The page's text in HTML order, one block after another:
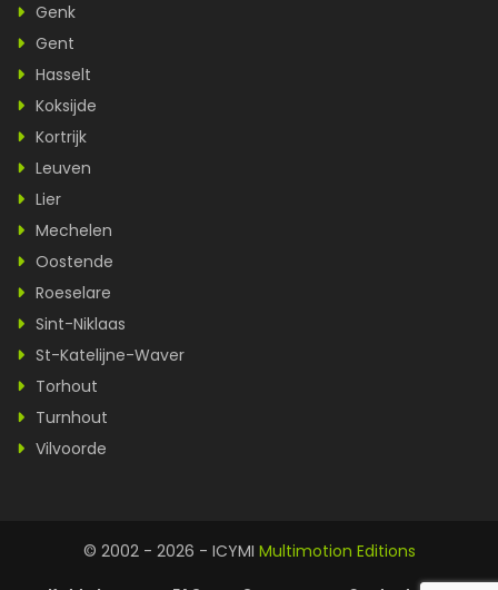
Genk
Gent
Hasselt
Koksijde
Kortrijk
Leuven
Lier
Mechelen
Oostende
Roeselare
Sint-Niklaas
St-Katelijne-Waver
Torhout
Turnhout
Vilvoorde
© 2002 - 2026 - ICYMI Multimotion Editions